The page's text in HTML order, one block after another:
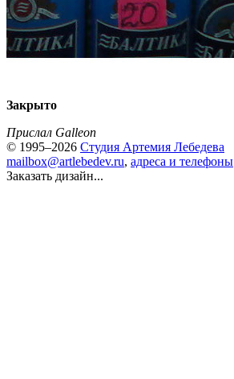
Закрыто
Прислал Galleon
© 1995–2026 Студия Артемия Лебедева
mailbox@artlebedev.ru, адреса и телефоны
Заказать дизайн...